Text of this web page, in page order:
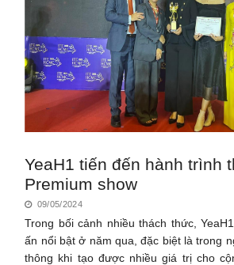
YeaH1 tiến đến hành trình
Premium show
09/05/2024
Trong bối cảnh nhiều thách thức,
ấn nổi bật ở năm qua, đặc biệt là trong
thông khi tạo được nhiều giá trị cho